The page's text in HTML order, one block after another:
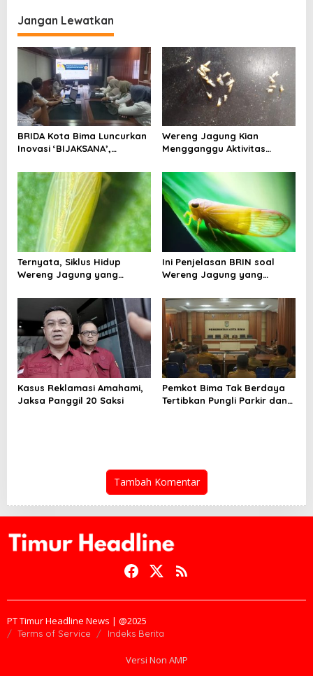
g
a
i
p
o
s
Jangan Lewatkan
BRIDA Kota Bima Luncurkan
Inovasi ‘BIJAKSANA’,
Berbasis Stakeholder
Analisis
Wereng Jagung Kian
Mengganggu Aktivitas
Miliki Solusi?
Ternyata, Siklus Hidup
Wereng Jagung yang
Bertahan Hingga 30 Hari
Ini Penjelasan BRIN soal
Wereng Jagung yang
Kasus Reklamasi Amahami,
Jaksa Panggil 20 Saksi
Pemkot Bima Tak Berdaya
Tertibkan Pungli Parkir dan
Tambah Komentar
PT Timur Headline News | @2025
Terms of Service Indeks Berita
Versi Non AMP